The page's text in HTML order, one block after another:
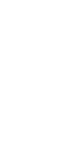
目指
を往
クト